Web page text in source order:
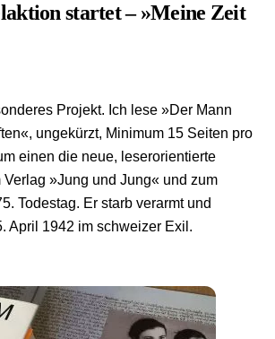
startet – »Meine Zeit
Projekt. Ich lese »Der Mann
ungekürzt, Minimum 15 Seiten pro
einen die neue, leserorientierte
»Jung und Jung« und zum
Todestag. Er starb verarmt und
April 1942 im schweizer Exil.